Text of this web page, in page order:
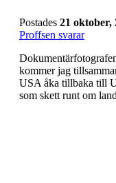
Postades 21 oktober,
Proffsen svarar
kommer jag
USA åka tillbaka till
som skett runt om